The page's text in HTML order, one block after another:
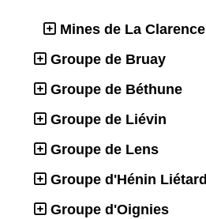
Mines de La Clarence
Groupe de Bruay
Groupe de Béthune
Groupe de Liévin
Groupe de Lens
Groupe d'Hénin Liétard
Groupe d'Oignies